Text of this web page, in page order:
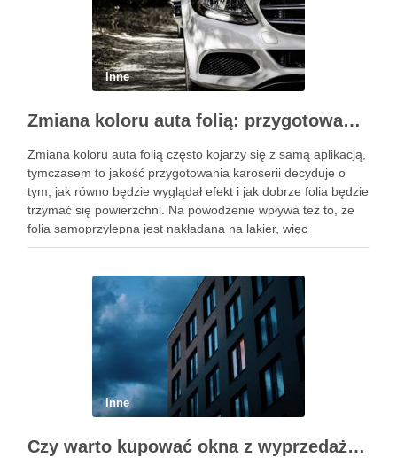
Inne
Zmiana koloru auta folią: przygotowanie karoserii, aplikacja i najczęstsze błędy
Zmiana koloru auta folią często kojarzy się z samą aplikacją,
tymczasem to jakość przygotowania karoserii decyduje o
tym, jak równo będzie wyglądał efekt i jak dobrze folia będzie
trzymać się powierzchni. Na powodzenie wpływa też to, że
folia samoprzylepna jest nakładana na lakier, więc
odpowiednie czyszczenie i wyrównanie podłoża są …
Inne
Czy warto kupować okna z wyprzedaży: na co uważać przy oknach z demontażu i z outletu oraz jak ocenić ich parametry i ryzyko